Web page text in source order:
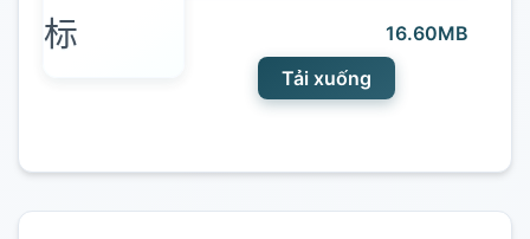
16.60MB
Tải xuống